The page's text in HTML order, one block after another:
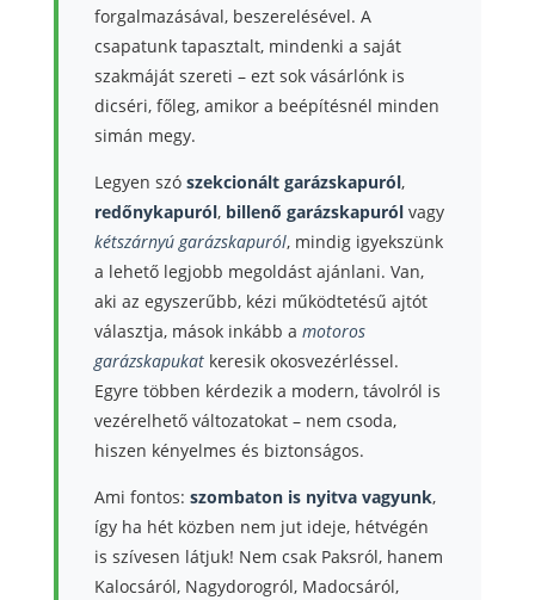
forgalmazásával, beszerelésével. A
csapatunk tapasztalt, mindenki a saját
szakmáját szereti – ezt sok vásárlónk is
dicséri, főleg, amikor a beépítésnél minden
simán megy.
Legyen szó szekcionált garázskapuról,
redőnykapuról, billenő garázskapurólvagy
kétszárnyú garázskapuról, mindig igyekszünk
a lehető legjobb megoldást ajánlani. Van,
aki az egyszerűbb, kézi működtetésű ajtót
választja, mások inkább a motoros
garázskapukatkeresik okosvezérléssel.
Egyre többen kérdezik a modern, távolról is
vezérelhető változatokat – nem csoda,
hiszen kényelmes és biztonságos.
Ami fontos: szombaton is nyitva vagyunk,
így ha hét közben nem jut ideje, hétvégén
is szívesen látjuk! Nem csak Paksról, hanem
Kalocsáról, Nagydorogról, Madocsáról,